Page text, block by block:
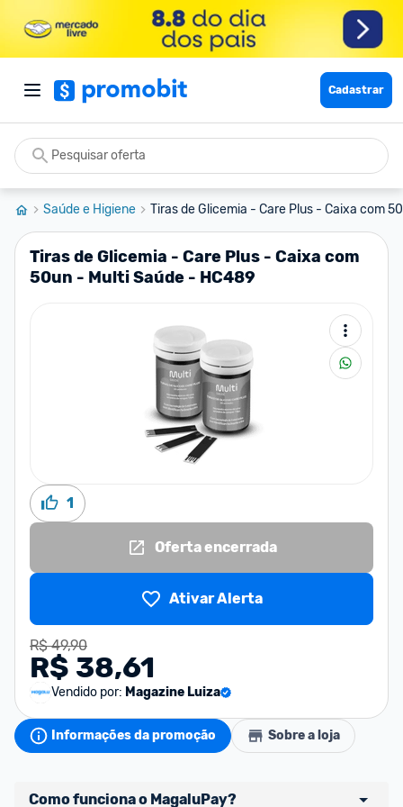
Cadastrar
Saúde e Higiene Tiras de Glicemia - Care Plus - Caixa com
Tiras de Glicemia - Care Plus - Caixa com
50un - Multi Saúde - HC489
1
Oferta encerrada
Ativar Alerta
R$ 49,90
R$ 38,61
Vendido por: Magazine Luiza
Informações da promoção Sobre a loja
Como funciona o MagaluPay?